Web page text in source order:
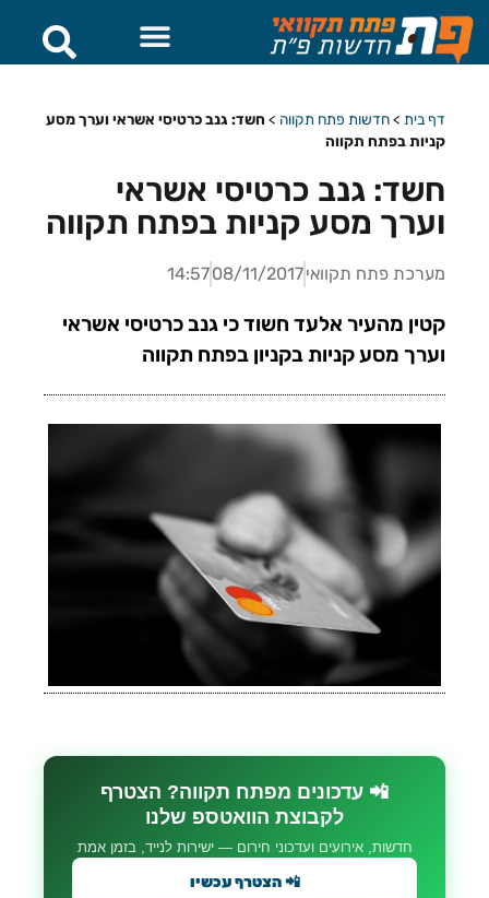
דף בית >חדשות פתח תקווה > חשד: גנב כרטיסי אשראי וערך מסע
קניות בפתח תקווה
חשד: גנב כרטיסי אשראי
וערך מסע קניות בפתח תקווה
מערכת פתח תקוואי08/11/2017
14:57
קטין מהעיר אלעד חשוד כי גנב כרטיסי אשראי
וערך מסע קניות בקניון בפתח תקווה
📲 עדכונים מפתח תקווה? הצטרף
לקבוצת הוואטספ שלנו
חדשות, אירועים ועדכוני חירום — ישירות לנייד, בזמן אמת
📲 הצטרף עכשיו